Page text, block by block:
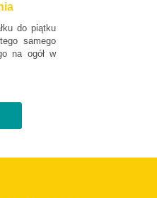
do piątku
samego
na ogół w